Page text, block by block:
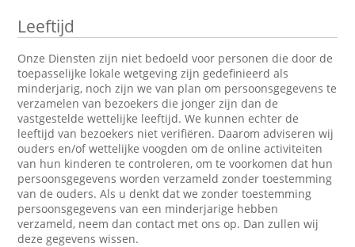
Leeftijd
Onze Diensten zijn niet bedoeld voor personen die door de
toepasselijke lokale wetgeving zijn gedefinieerd als
minderjarig, noch zijn we van plan om persoonsgegevens te
verzamelen van bezoekers die jonger zijn dan de
vastgestelde wettelijke leeftijd. We kunnen echter de
leeftijd van bezoekers niet verifiëren. Daarom adviseren wij
ouders en/of wettelijke voogden om de online activiteiten
van hun kinderen te controleren, om te voorkomen dat hun
persoonsgegevens worden verzameld zonder toestemming
van de ouders. Als u denkt dat we zonder toestemming
persoonsgegevens van een minderjarige hebben
verzameld, neem dan contact met ons op. Dan zullen wij
deze gegevens wissen.